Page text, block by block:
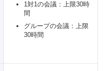
1対1の会議：上限30時
間
グループの会議：上限
30時間